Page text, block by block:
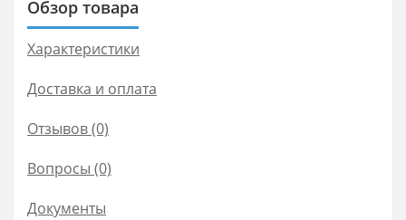
Обзор товара
Характеристики
Доставка и оплата
Отзывов (0)
Вопросы (0)
Документы